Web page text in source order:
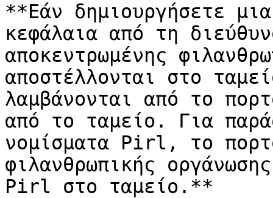
**Εάν δημιουργήσετε
κεφάλαια από τη
αποκεντρωμένης
αποστέλλονται στο
λαμβάνονται από το
από το ταμείο. Για
νομίσματα Pirl, το
φιλανθρωπικής
Pirl στο ταμείο.**